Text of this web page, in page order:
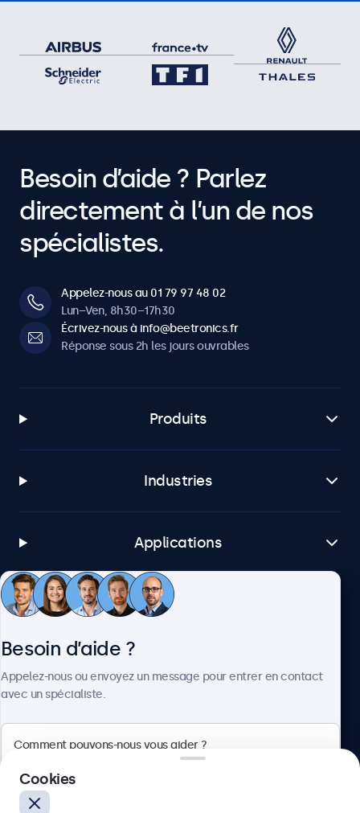
Besoin d’aide ? Parlez
directement à l’un de nos
spécialistes.
Appelez-nous au 01 79 97 48 02
Lun–Ven, 8h30–17h30
Écrivez-nous à info@beetronics.fr
Réponse sous 2h les jours ouvrables
Produits
Industries
Applications
Service client
Besoin d’aide ?
Appelez-nous ou envoyez un message pour entrer en contact
avec un spécialiste.
Cookies